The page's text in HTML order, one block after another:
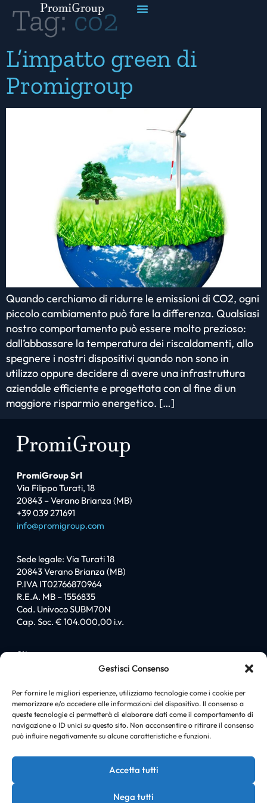
Gestisci Consenso
Per fornire le migliori esperienze, utilizziamo tecnologie come i cookie per
memorizzare e/o accedere alle informazioni del dispositivo. Il consenso a
queste tecnologie ci permetterà di elaborare dati come il comportamento di
navigazione o ID unici su questo sito. Non acconsentire o ritirare il consenso
può influire negativamente su alcune caratteristiche e funzioni.
Accetta tutti
Nega tutti
Tag:co2
L’impatto green di
Promigroup
Quando cerchiamo di ridurre le emissioni di CO2, ogni
piccolo cambiamento può fare la differenza. Qualsiasi
nostro comportamento può essere molto prezioso:
dall’abbassare la temperatura dei riscaldamenti, allo
spegnere i nostri dispositivi quando non sono in
utilizzo oppure decidere di avere una infrastruttura
aziendale efficiente e progettata con al fine di un
maggiore risparmio energetico. […]
PromiGroup Srl
Via Filippo Turati, 18
20843 – Verano Brianza (MB)
+39 039 271691
info@promigroup.com
Sede legale: Via Turati 18
20843 Verano Brianza (MB)
P.IVA IT02766870964
R.E.A. MB – 1556835
Cod. Univoco SUBM70N
Cap. Soc. € 104.000,00 i.v.
Sitemap
Chi siamo
I love PromiGroup
Certificazioni
Soluzioni